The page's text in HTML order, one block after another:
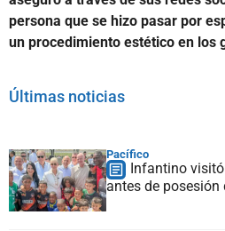
persona que se hizo pasar por
un procedimiento estético en los
Últimas noticias
Pacífico
Infantino
antes de posesión